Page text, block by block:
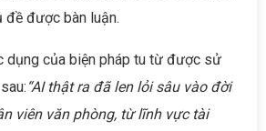
đề được bàn luận.
dụng của biện pháp tu từ được sử
“AI thật ra đã len lỏi sâu vào đời
viên văn phòng, từ lĩnh vực tài